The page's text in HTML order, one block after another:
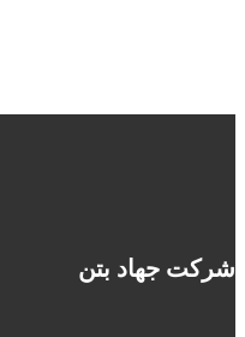
شرکت جهاد بتن